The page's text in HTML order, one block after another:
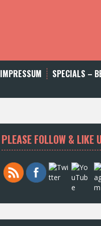
IMPRESSUM
SPECIALS –
PLEASE FOLLOW & LIKE